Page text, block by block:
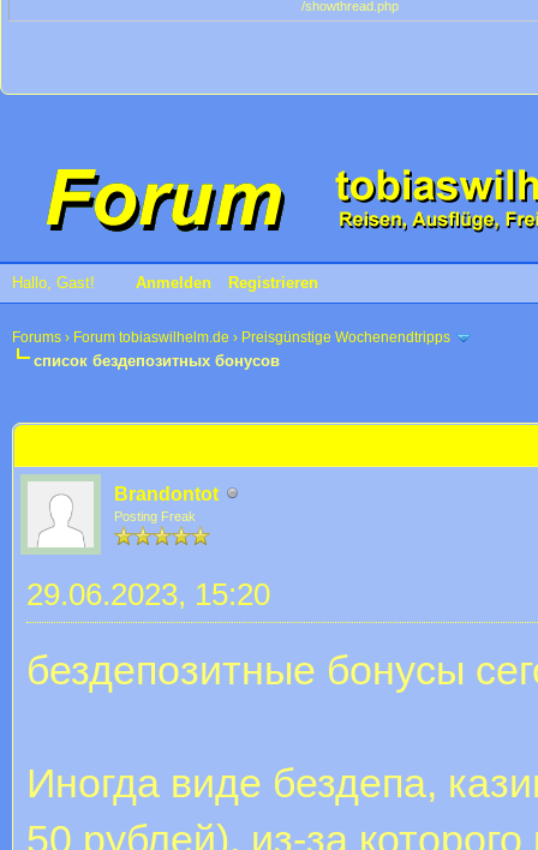
/showthread.php
Hallo, Gast! Anmelden Registrieren
Forums › Forum tobiaswilhelm.de › Preisgünstige Wochenendtripps
список бездепозитных бонусов
Brandontot
Posting Freak
29.06.2023, 15:20
бездепозитные бонусы
Иногда виде бездепа,
50 рублей), из-за